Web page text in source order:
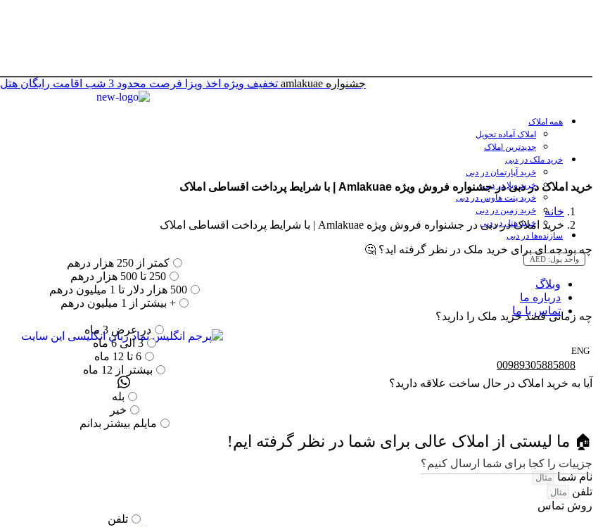
جشنواره amlakuae تخفیف ویژه اخذ ویزا فرصت محدود 3 شب اقامت رایگان هتل
همه املاک
املاک آماده تحویل
جدیدترین املاک
خرید ملک در دبی
خرید آپارتمان در دبی
خرید ویلا در دبی
خرید پنت هاوس در دبی
خرید زمین در دبی
خرید هتل در دبی
سازنده‌ها در دبی
واحد پول: AED
وبلاگ
درباره ما
تماس با ما
ENG
00989305885808
خرید املاک در دبی در جشنواره فروش ویژه Amlakuae | با شرایط پرداخت اقساطی املاک
خانه
خرید املاک در دبی در جشنواره فروش ویژه Amlakuae | با شرایط پرداخت اقساطی املاک
چه بودجه ای برای خرید ملک در نظر گرفته اید؟ 🤔
کمتر از 250 هزار درهم
250 تا 500 هزار درهم
500 هزار دلار تا 1 میلیون درهم
+ بیشتر از 1 میلیون درهم
چه زمانی قصد خرید ملک را دارید؟
در عرض 3 ماه
3 الی 6 ماه
6 تا 12 ماه
بیشتر از 12 ماه
آیا به خرید املاک در حال ساخت علاقه دارید؟
بله
خیر
مایلم بیشتر بدانم
🏠 ما لیستی از املاک عالی برای شما در نظر گرفته ایم!
جزییات را کجا برای شما ارسال کنیم؟
نام شما
تلفن
روش تماس
تلفن